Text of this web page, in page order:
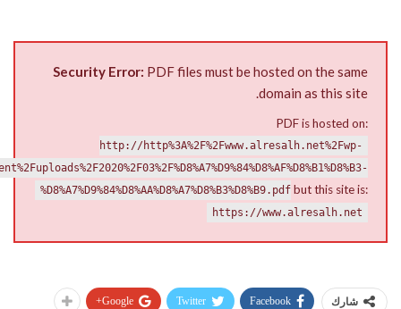
Security Error: PDF files must be hosted on the same
domain as this site.
PDF is hosted on:
http://http%3A%2F%2Fwww.alresalh.net%2Fwp-
%D8%A7%D9%84%D8%AA%D8%A7%D8%B3%D8%B9.pdf but this site is:
https://www.alresalh.net
شارك Facebook
Twitter
Google+